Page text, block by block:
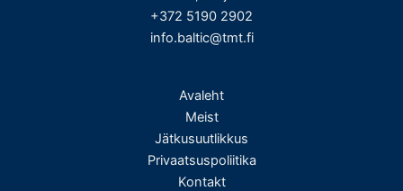
+372 5190 2902
info.baltic@tmt.fi
Avaleht
Meist
Jätkusuutlikkus
Privaatsuspoliitika
Kontakt